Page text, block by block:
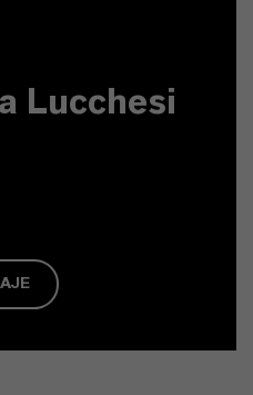
Lucchesi